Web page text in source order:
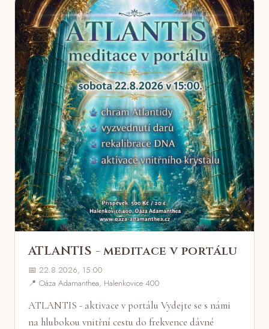
ATLANTIS - meditace v portálu
📅 22.8.2026, 15:00
📍 Oáza Adamanthea, Halenkovice 400
ATLANTIS - aktivace v portálu Vydejte se s námi
na hlubokou vnitřní cestu do frekvence dávné